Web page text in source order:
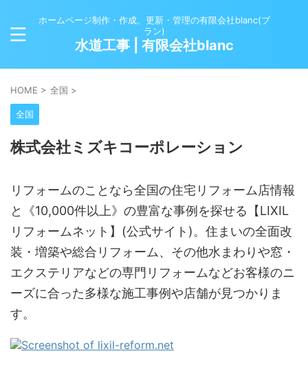
ホームページ制作・作成、更新・管理の有限会社blanc(ブ
ラン)
水道工事 | 有限会社blanc
HOME > 全国 >
全国
株式会社ミズキコーポレーション
リフォームのことなら全国の住宅リフォーム店情報
と《10,000件以上》の豊富な事例を探せる【LIXIL
リフォームネット】(公式サイト)。住まいの全面改
装・増築や総合リフォーム、その他水まわりや窓・
エクステリアなどの専門リフォームなどお客様のニ
ーズに合った多様な施工事例や店舗が見つかりま
す。